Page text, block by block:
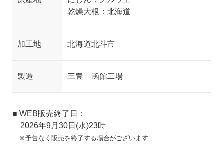
乾燥大根：北海道
加工地 北海道北斗市
製造 三豊 函館工場
■ WEB販売終了日：
2026年9月30日(水)23時
※予告なく販売を終了する場合がございます